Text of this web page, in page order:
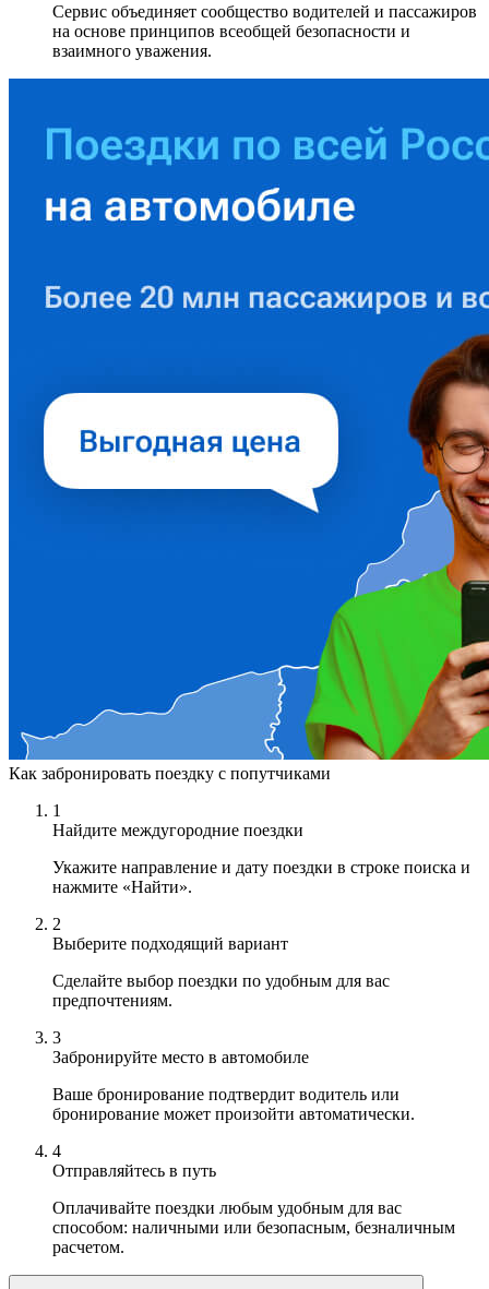
Сервис объединяет сообщество водителей и пассажиров
на основе принципов всеобщей безопасности и
взаимного уважения.
Как забронировать поездку с попутчиками
1
Найдите междугородние поездки
Укажите направление и дату поездки в строке поиска и
нажмите «Найти».
2
Выберите подходящий вариант
Сделайте выбор поездки по удобным для вас
предпочтениям.
3
Забронируйте место в автомобиле
Ваше бронирование подтвердит водитель или
бронирование может произойти автоматически.
4
Отправляйтесь в путь
Оплачивайте поездки любым удобным для вас
способом: наличными или безопасным, безналичным
расчетом.